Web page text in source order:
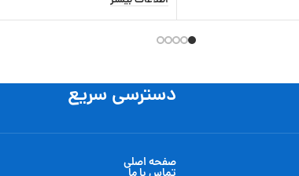
دسترسی سریع
صفحه اصلی